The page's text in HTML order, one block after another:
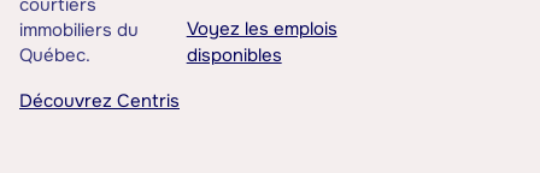
immobiliers du
Québec.
Découvrez Centris
Voyez les emplois
disponibles